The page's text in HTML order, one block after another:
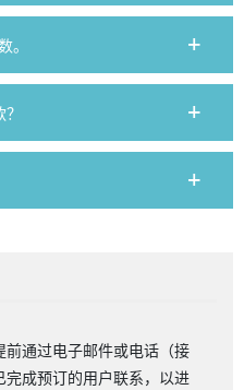
。
通过电子邮件或电话（接
成预订的用户联系，以进